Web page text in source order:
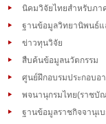
นิคมวิจัยไทยสำหรับภา
ฐานข้อมูลวิทยานิพนธ์แ
ข่าวทุนวิจัย
สืบค้นข้อมูลนวัตกรรม
ศูนย์ฝึกอบรมประกอบอ
พจนานุกรมไทย(ราชบั
ฐานข้อมูลราชกิจจานุเ